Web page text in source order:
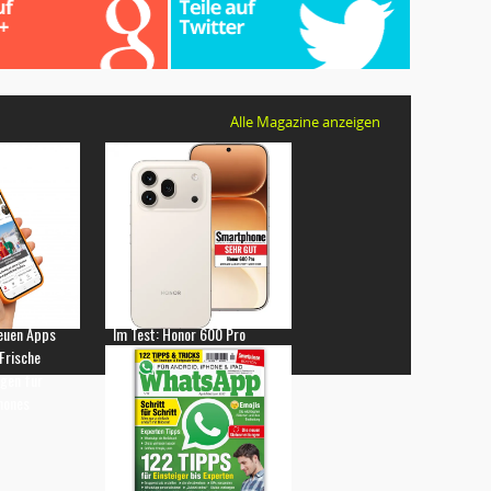
Alle Magazine anzeigen
Apps
für
Im Test: Honor 600 Pro